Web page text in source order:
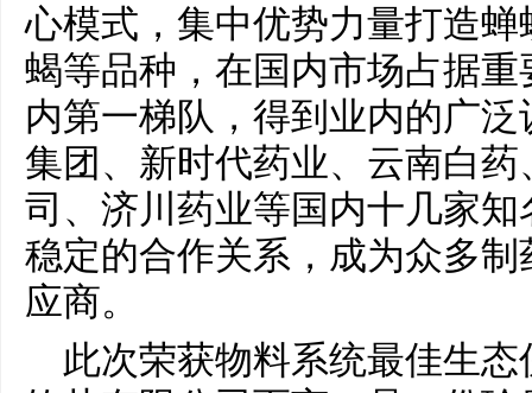
心模式，集中优势力量打造
蝎等品种，在国内市场占据
内第一梯队，得到业内的广
集团、新时代药业、云南白
司、济川药业等国内十几家
稳定的合作关系，成为众多
应商。
此次荣获物料系统最佳生